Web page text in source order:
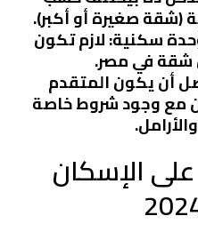
(شقة صغيرة أو أكبر).
سكنية: لازم تكون
شقة في مصر.
أن يكون المتقدم
مع وجود شروط خاصة
الإسكان